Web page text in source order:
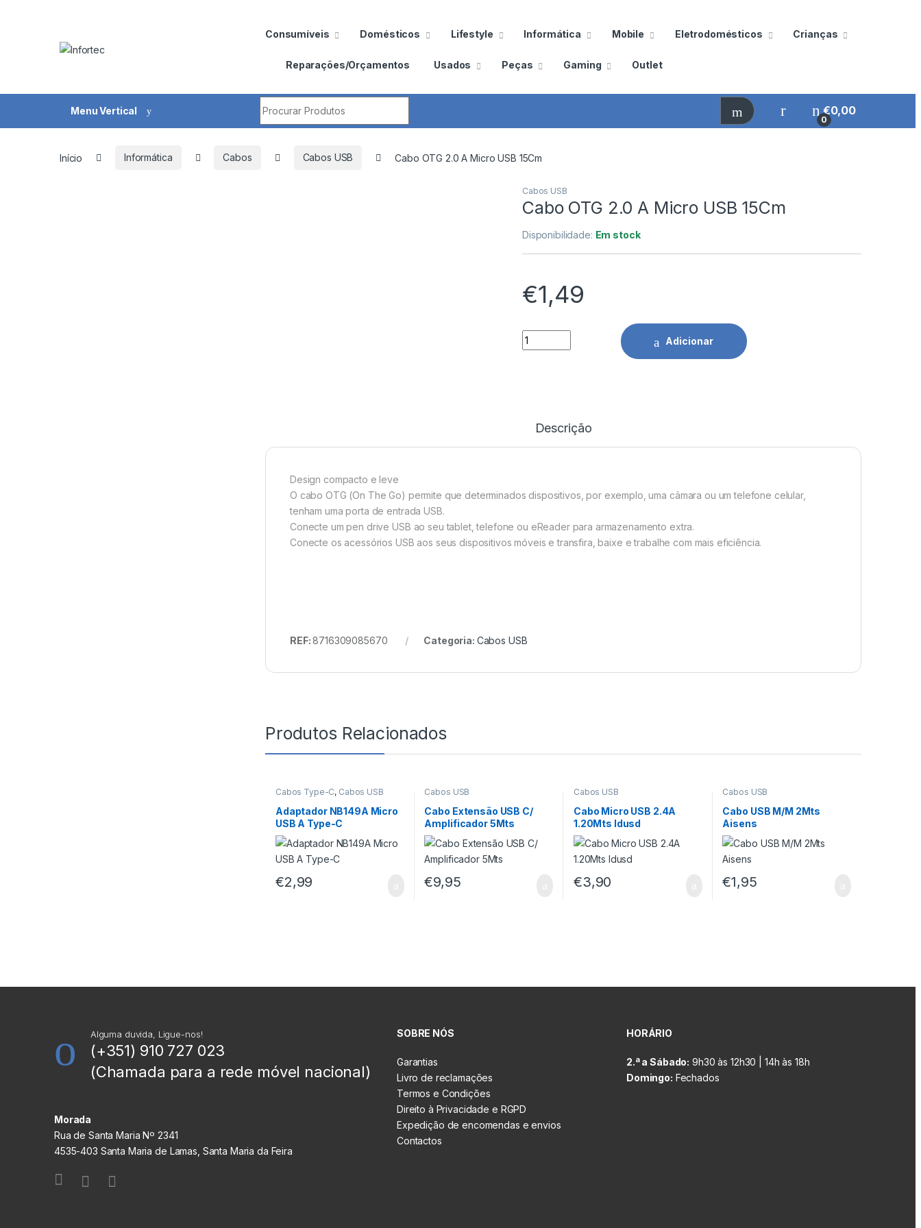
Consumíveis Domésticos Lifestyle Informática Mobile Eletrodomésticos Crianças
Reparações/Orçamentos Usados Peças Gaming Outlet
Menu Vertical
0
€0,00
Início Informática Cabos Cabos USB Cabo OTG 2.0 A Micro USB 15Cm
Cabos USB
Cabo OTG 2.0 A Micro USB 15Cm
Disponibilidade: Em stock
€1,49
Cabo OTG 2.0 A Micro USB 15Cm quantidade
Adicionar
Descrição
Design compacto e leve
O cabo OTG (On The Go) permite que determinados dispositivos, por exemplo, uma câmara ou um telefone celular,
tenham uma porta de entrada USB.
Conecte um pen drive USB ao seu tablet, telefone ou eReader para armazenamento extra.
Conecte os acessórios USB aos seus dispositivos móveis e transfira, baixe e trabalhe com mais eficiência.
REF:8716309085670 Categoria: Cabos USB
Produtos Relacionados
Cabos Type-C, Cabos USB
Adaptador NB149A Micro
USB A Type-C
€2,99
Cabos USB
Cabo Extensão USB C/
Amplificador 5Mts
€9,95
Cabos USB
Cabo Micro USB 2.4A
1.20Mts Idusd
€3,90
Cabos USB
Cabo USB M/M 2Mts
Aisens
€1,95
Alguma duvida, Ligue-nos!
(+351) 910 727 023
(Chamada para a rede móvel nacional)
Morada
Rua de Santa Maria Nº 2341
4535-403 Santa Maria de Lamas, Santa Maria da Feira
SOBRE NÓS
Garantias
Livro de reclamações
Termos e Condições
Direito à Privacidade e RGPD
Expedição de encomendas e envios
Contactos
HORÁRIO
2.ª a Sábado: 9h30 às 12h30 | 14h às 18h
Domingo: Fechados